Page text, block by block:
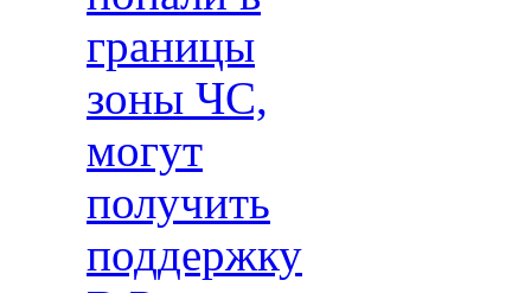
границы
зоны ЧС,
могут
получить
поддержку